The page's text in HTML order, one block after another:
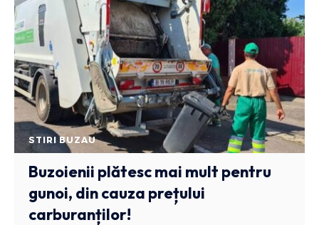
STIRI BUZAU
Buzoienii plătesc mai mult pentru
gunoi, din cauza prețului
carburanților!